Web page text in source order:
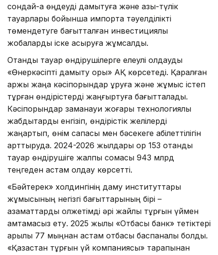
сондай-ақ өңдеуді дамытуға және азық-түлік
тауарлары бойынша импортқа тәуелділікті
төмендетуге бағытталған инвестициялық
жобаларды іске асыруға жұмсалды.
Отандық тауар өндірушілерге елеулі қолдауды
«Өнеркәсіпті дамыту қоры» АҚ көрсетеді. Қаралған
қаржы жаңа кәсіпорындар құруға және жұмыс істеп
тұрған өндірістерді жаңғыртуға бағытталады.
Кәсіпорындар заманауи жоғары технологиялық
жабдықтарды енгізіп, өндірістік желілерді
жаңартып, өнім сапасы мен бәсекеге қабілеттілігін
арттыруда. 2024-2026 жылдары қор 153 отандық
тауар өндірушіге жалпы сомасы 943 млрд
теңгеден астам қолдау көрсетті.
«Бәйтерек» холдингінің даму институттары
жұмысының негізгі бағыттарының бірі –
азаматтарды қолжетімді әрі жайлы тұрғын үймен
қамтамасыз ету. 2025 жылы «Отбасы банк» тетіктері
арқылы 77 мыңнан астам отбасы баспаналы болды.
«Қазақстан тұрғын үй компаниясы» тарапынан